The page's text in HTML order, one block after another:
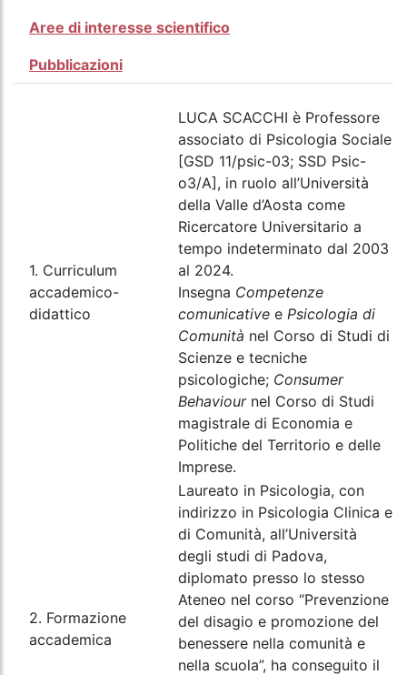
Aree di interesse scientifico
Pubblicazioni
1. Curriculum
accademico-
didattico
LUCA SCACCHI è Professore
associato di Psicologia Sociale
[GSD 11/psic-03; SSD Psic-
o3/A], in ruolo all’Università
della Valle d’Aosta come
Ricercatore Universitario a
tempo indeterminato dal 2003
al 2024.
Insegna Competenze
comunicative e Psicologia di
Comunità nel Corso di Studi di
Scienze e tecniche
psicologiche; Consumer
Behaviournel Corso di Studi
magistrale di Economia e
Politiche del Territorio e delle
Imprese.
2. Formazione
accademica
Laureato in Psicologia, con
indirizzo in Psicologia Clinica e
di Comunità, all’Università
degli studi di Padova,
diplomato presso lo stesso
Ateneo nel corso “Prevenzione
del disagio e promozione del
benessere nella comunità e
nella scuola”, ha conseguito il